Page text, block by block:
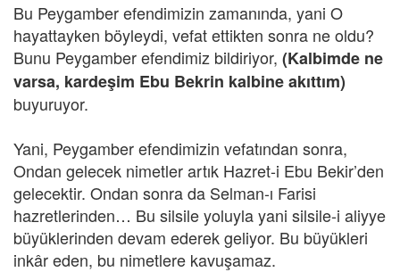
Bu Peygamber efendimizin zamanında, yani O
hayattayken böyleydi, vefat ettikten sonra ne oldu?
Bunu Peygamber efendimiz bildiriyor, (Kalbimde ne
varsa, kardeşim Ebu Bekrin kalbine akıttım)
buyuruyor.
Yani, Peygamber efendimizin vefatından sonra,
Ondan gelecek nimetler artık Hazret-i Ebu Bekir’den
gelecektir. Ondan sonra da Selman-ı Farisi
hazretlerinden… Bu silsile yoluyla yani silsile-i aliyye
büyüklerinden devam ederek geliyor. Bu büyükleri
inkâr eden, bu nimetlere kavuşamaz.